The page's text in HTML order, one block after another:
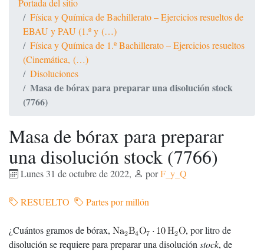
Portada del sitio
Física y Química de Bachillerato – Ejercicios resueltos de
EBAU y PAU (1.º y (…)
Física y Química de 1.º Bachillerato – Ejercicios resueltos
(Cinemática, (…)
Disoluciones
Masa de bórax para preparar una disolución stock
(7766)
Masa de bórax para preparar
una disolución stock (7766)
Lunes 31 de octubre de 2022, porF_y_Q
RESUELTO Partes por millón
¿Cuántos gramos de bórax,
, por litro de
disolución se requiere para preparar una disolución stock, de